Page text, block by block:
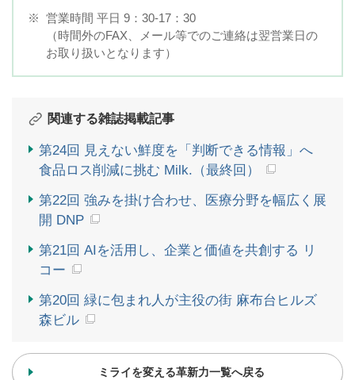
※ 営業時間 平日 9：30-17：30
（時間外のFAX、メール等でのご連絡は翌営業日の
お取り扱いとなります）
関連する雑誌掲載記事
第24回 見えない鮮度を「判断できる情報」へ
食品ロス削減に挑む Milk.（最終回）
第22回 強みを掛け合わせ、医療分野を幅広く展
開 DNP
第21回 AIを活用し、企業と価値を共創する リ
コー
第20回 緑に包まれ人が主役の街 麻布台ヒルズ
森ビル
ミライを変える革新力一覧へ戻る